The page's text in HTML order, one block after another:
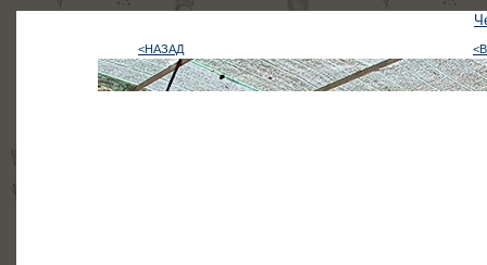
<НАЗАД